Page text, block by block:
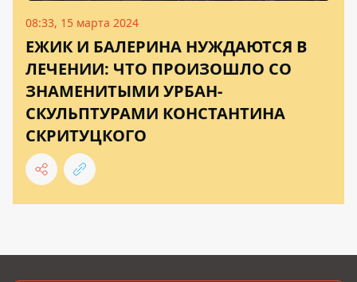
08:33, 15 марта 2024
ЕЖИК И БАЛЕРИНА НУЖДАЮТСЯ В
ЛЕЧЕНИИ: ЧТО ПРОИЗОШЛО СО
ЗНАМЕНИТЫМИ УРБАН-
СКУЛЬПТУРАМИ КОНСТАНТИНА
СКРИТУЦКОГО